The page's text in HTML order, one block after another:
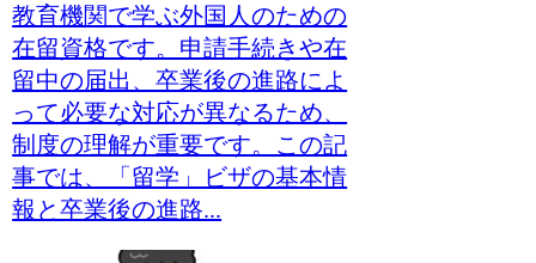
教育機関で学ぶ外国人のための
在留資格です。申請手続きや在
留中の届出、卒業後の進路によ
って必要な対応が異なるため、
制度の理解が重要です。この記
事では、「留学」ビザの基本情
報と卒業後の進路...